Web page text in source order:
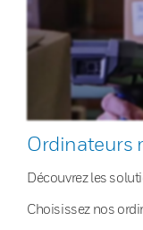
Ordinateurs
Découvrez les
Choisissez nos